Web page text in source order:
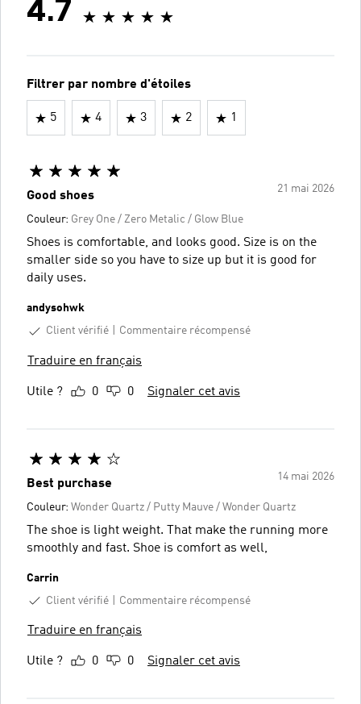
4.7
Filtrer par nombre d'étoiles
5 4 3 2 1
21 mai 2026
Good shoes
Couleur: Grey One / Zero Metalic / Glow Blue
Shoes is comfortable, and looks good. Size is on the
smaller side so you have to size up but it is good for
daily uses.
andysohwk
Client vérifié
Commentaire récompensé
Traduire en français
Utile ? 0 0 Signaler cet avis
14 mai 2026
Best purchase
Couleur: Wonder Quartz / Putty Mauve / Wonder Quartz
The shoe is light weight. That make the running more
smoothly and fast. Shoe is comfort as well,
Carrin
Client vérifié
Commentaire récompensé
Traduire en français
Utile ? 0 0 Signaler cet avis